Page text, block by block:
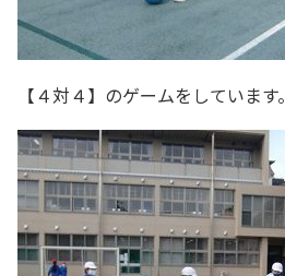
【４対４】のゲームをしています。